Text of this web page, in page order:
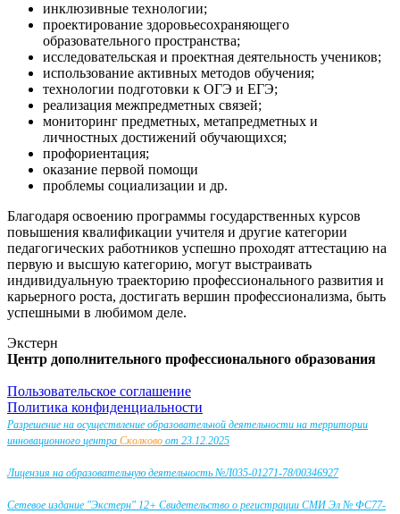
инклюзивные технологии;
проектирование здоровьесохраняющего
образовательного пространства;
исследовательская и проектная деятельность учеников;
использование активных методов обучения;
технологии подготовки к ОГЭ и ЕГЭ;
реализация межпредметных связей;
мониторинг предметных, метапредметных и
личностных достижений обучающихся;
профориентация;
оказание первой помощи
проблемы социализации и др.
Благодаря освоению программы государственных курсов
повышения квалификации учителя и другие категории
педагогических работников успешно проходят аттестацию на
первую и высшую категорию, могут выстраивать
индивидуальную траекторию профессионального развития и
карьерного роста, достигать вершин профессионализма, быть
успешными в любимом деле.
Экстерн
Центр дополнительного профессионального образования
Пользовательское соглашение
Политика конфиденциальности
Разрешение на осуществление образовательной деятельности на территории
инновационного центра Сколково от 23.12.2025
Лицензия на образовательную деятельность №Л035-01271-78/00346927
Сетевое издание "Экстерн" 12+ Свидетельство о регистрации СМИ Эл № ФС77-